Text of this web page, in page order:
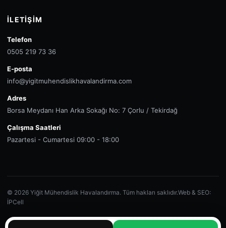
İLETIŞIM
Telefon
0505 219 73 36
E-posta
info@yigitmuhendislikhavalandirma.com
Adres
Borsa Meydanı Han Arka Sokağı No: 7 Çorlu / Tekirdağ
Çalışma Saatleri
Pazartesi - Cumartesi 09:00 - 18:00
© 2026 Yiğit Mühendislik Havalandırma. Tüm hakları saklıdır.Web & SEO:
İPCell